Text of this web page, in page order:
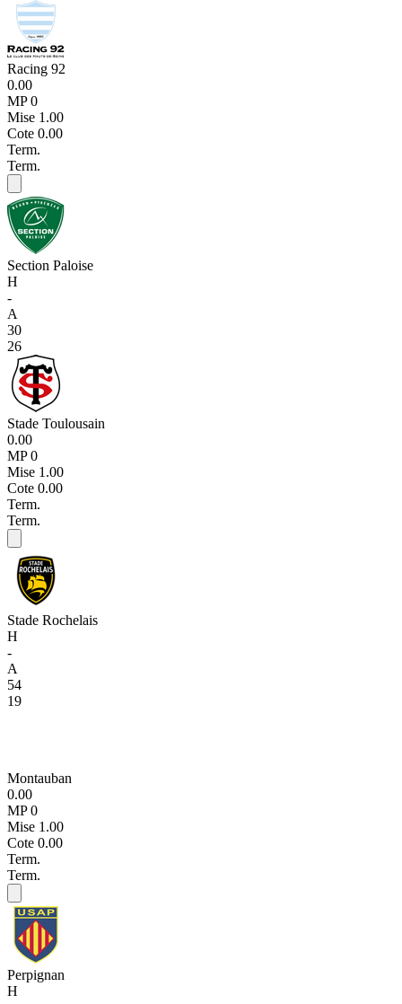
Racing 92
0.00
MP 0
Mise 1.00
Cote 0.00
Term.
Term.
Section Paloise
H
-
A
30
26
Stade Toulousain
0.00
MP 0
Mise 1.00
Cote 0.00
Term.
Term.
Stade Rochelais
H
-
A
54
19
Montauban
0.00
MP 0
Mise 1.00
Cote 0.00
Term.
Term.
Perpignan
H